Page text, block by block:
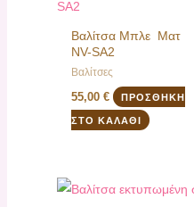
Βαλίτσα Μπλε Ματ
NV-SA2
Βαλίτσες
55,00€ ΠΡΟΣΘΉΚΗ
ΣΤΟ ΚΑΛΆΘΙ